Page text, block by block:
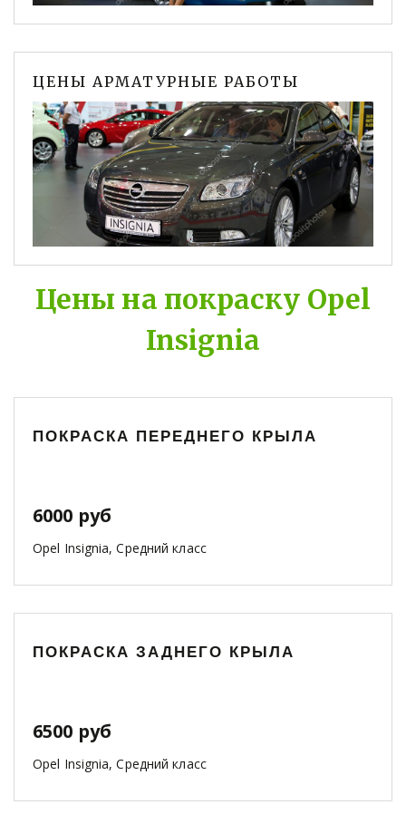
ЦЕНЫ АРМАТУРНЫЕ РАБОТЫ
Цены на покраску Opel
Insignia
ПОКРАСКА ПЕРЕДНЕГО КРЫЛА
6000 руб
Opel Insignia, Средний класс
ПОКРАСКА ЗАДНЕГО КРЫЛА
6500 руб
Opel Insignia, Средний класс